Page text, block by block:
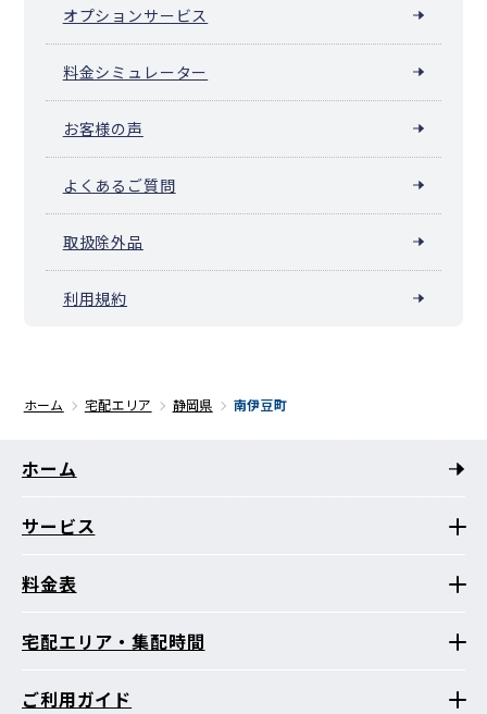
オプションサービス
料金シミュレーター
お客様の声
よくあるご質問
取扱除外品
利用規約
ホーム 宅配エリア 静岡県 南伊豆町
ホーム
サービス
料金表
宅配エリア・集配時間
ご利用ガイド